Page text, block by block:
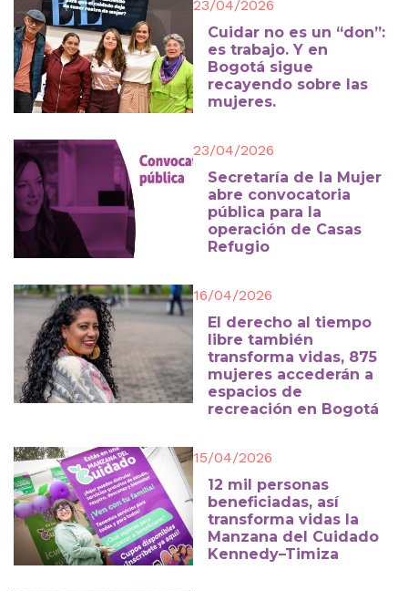
23/04/2026
Cuidar no es un “don”:
es trabajo. Y en
Bogotá sigue
recayendo sobre las
mujeres.
23/04/2026
Secretaría de la Mujer
abre convocatoria
pública para la
operación de Casas
Refugio
16/04/2026
El derecho al tiempo
libre también
transforma vidas, 875
mujeres accederán a
espacios de
recreación en Bogotá
15/04/2026
12 mil personas
beneficiadas, así
transforma vidas la
Manzana del Cuidado
Kennedy–Timiza